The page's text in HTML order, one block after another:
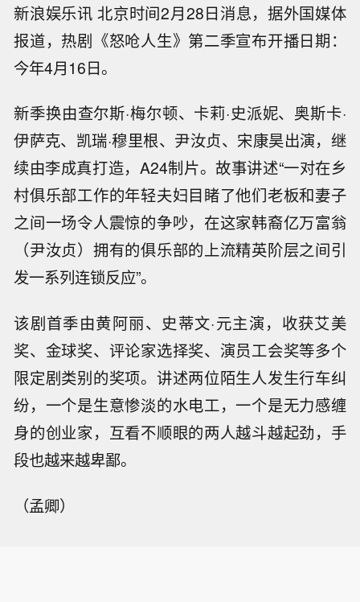
新浪娱乐讯 北京时间2月28日消息，据外国媒体
报道，热剧《怒呛人生》第二季宣布开播日期：
今年4月16日。
新季换由查尔斯·梅尔顿、卡莉·史派妮、奥斯卡·
伊萨克、凯瑞·穆里根、尹汝贞、宋康昊出演，继
续由李成真打造，A24制片。故事讲述“一对在乡
村俱乐部工作的年轻夫妇目睹了他们老板和妻子
之间一场令人震惊的争吵，在这家韩裔亿万富翁
（尹汝贞）拥有的俱乐部的上流精英阶层之间引
发一系列连锁反应”。
该剧首季由黄阿丽、史蒂文·元主演，收获艾美
奖、金球奖、评论家选择奖、演员工会奖等多个
限定剧类别的奖项。讲述两位陌生人发生行车纠
纷，一个是生意惨淡的水电工，一个是无力感缠
身的创业家，互看不顺眼的两人越斗越起劲，手
段也越来越卑鄙。
（孟卿）